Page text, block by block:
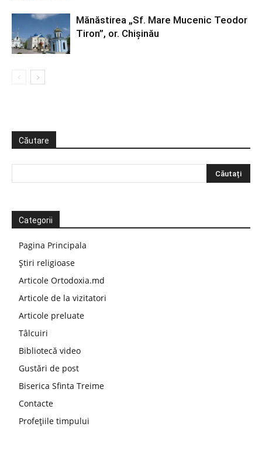
Mănăstirea „Sf. Mare Mucenic Teodor
Tiron”, or. Chişinău
Căutare
Categorii
Pagina Principala
Știri religioase
Articole Ortodoxia.md
Articole de la vizitatori
Articole preluate
Tâlcuiri
Bibliotecă video
Gustări de post
Biserica Sfinta Treime
Contacte
Profețiile timpului